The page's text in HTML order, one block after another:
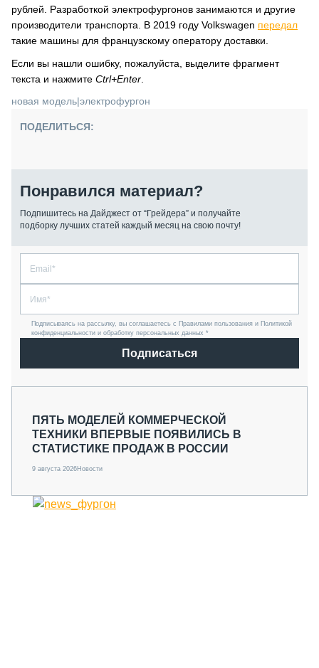
рублей. Разработкой электрофургонов занимаются и другие
производители транспорта. В 2019 году Volkswagen передал
такие машины для французскому оператору доставки.
Если вы нашли ошибку, пожалуйста, выделите фрагмент
текста и нажмите Ctrl+Enter
новая модель|электрофургон
ПОДЕЛИТЬСЯ:
Понравился материал?
Подпишитесь на Дайджест от “Грейдера” и получайте
подборку лучших статей каждый месяц на свою почту!
Подписываясь на рассылку, вы соглашаетесь с Правилами пользования и Политикой
конфиденциальности и обработку персональных данных *
Подписаться
ПЯТЬ МОДЕЛЕЙ КОММЕРЧЕСКОЙ
ТЕХНИКИ ВПЕРВЫЕ ПОЯВИЛИСЬ В
СТАТИСТИКЕ ПРОДАЖ В РОССИИ
9 августа 2026Новости